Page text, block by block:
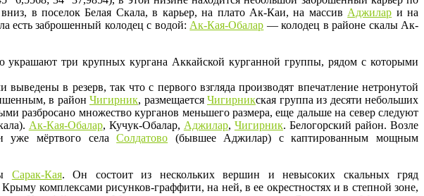
в поселок Белая Скала, в карьер, на плато Ак-Каи, на массив Аджилар и на
есть заброшенный колодец с водой: Ак-Кая-Обалар — колодец в районе скалы Ак-
украшают три крупных кургана Аккайской курганной группы, рядом с которыми
в резерв, так что с первого взгляда производят впечатление нетронутой
в район Чигирник, размещается Чигирникская группа из десяти небольших
разбросано множество курганов меньшего размера, еще дальше на север следуют
Ак-Кая-Обалар, Кучук-Обалар, Аджилар, Чигирник. Белогорский район. Возле
уже мёртвого селаСолдатово (бывшее Аджилар) с каптированным мощным
Сарак-Кая. Он состоит из нескольких вершин и невысоких скальных гряд
комплексами рисунков-граффити, на ней, в ее окрестностях и в степной зоне,